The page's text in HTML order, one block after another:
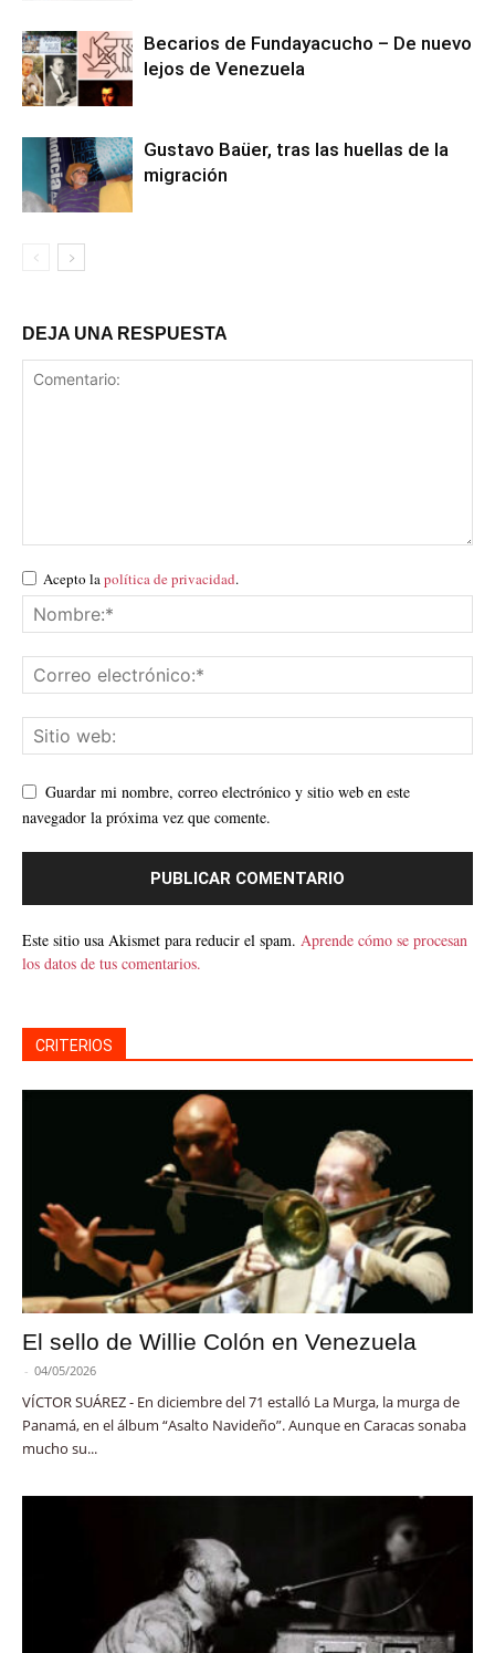
Becarios de Fundayacucho – De nuevo
lejos de Venezuela
Gustavo Baüer, tras las huellas de la
migración
DEJA UNA RESPUESTA
Acepto la política de privacidad.
Guardar mi nombre, correo electrónico y sitio web en este
navegador la próxima vez que comente.
Este sitio usa Akismet para reducir el spam. Aprende cómo se procesan
los datos de tus comentarios.
CRITERIOS
El sello de Willie Colón en Venezuela
- 04/05/2026
VÍCTOR SUÁREZ - En diciembre del 71 estalló La Murga, la murga de
Panamá, en el álbum “Asalto Navideño”. Aunque en Caracas sonaba
mucho su...